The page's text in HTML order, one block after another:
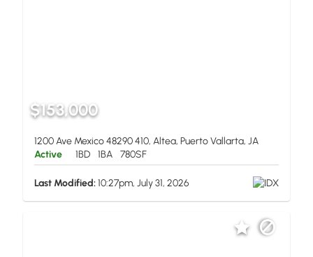
$153,000
1200 Ave Mexico 48290 410, Altea, Puerto Vallarta, JA
Active
1BD 1BA 780SF
Last Modified:10:27pm, July 31, 2026